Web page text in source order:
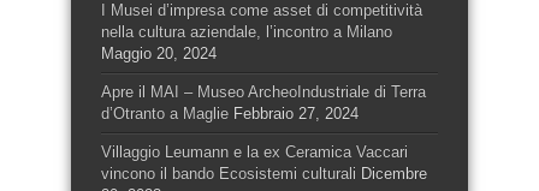
I Musei d’impresa come asset di competitività
nella cultura aziendale, l’incontro a Milano
Maggio 20, 2024
Apre il MAI – Museo ArcheoIndustriale di Terra
d’Otranto a Maglie Febbraio 27, 2024
Villaggio Leumann e la ex Ceramica Vaccari
vincono il bando Ecosistemi culturali Dicembre